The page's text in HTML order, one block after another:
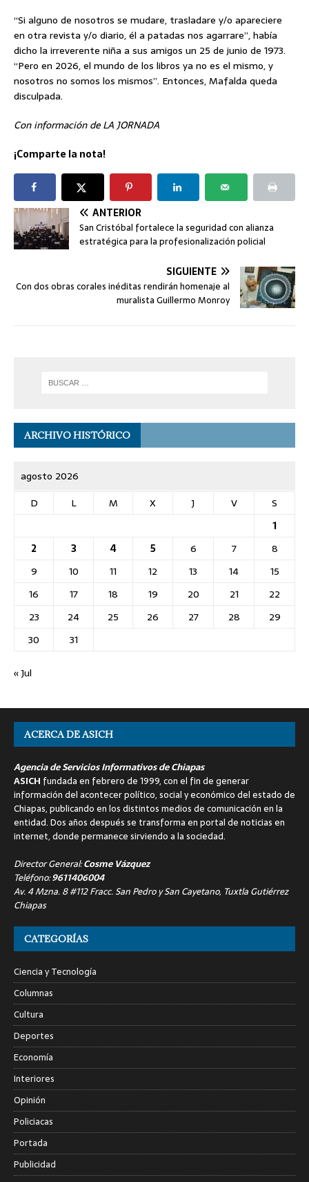
“Si alguno de nosotros se mudare, trasladare y/o apareciere
en otra revista y/o diario, él a patadas nos agarrare”, había
dicho la irreverente niña a sus amigos un 25 de junio de 1973.
“Pero en 2026, el mundo de los libros ya no es el mismo, y
nosotros no somos los mismos”. Entonces, Mafalda queda
disculpada.
Con información de LA JORNADA
¡Comparte la nota!
ANTERIOR
San Cristóbal fortalece la seguridad con alianza
estratégica para la profesionalización policial
SIGUIENTE
Con dos obras corales inéditas rendirán homenaje al
muralista Guillermo Monroy
ARCHIVO HISTÓRICO
agosto 2026
D
L M X J V
S
1
2
3 4 5 6 7
8
9
10 11 12 13 14
15
16
17 18 19 20 21
22
23
24 25 26 27 28
29
30
31
« Jul
ACERCA DE ASICH
Agencia de Servicios Informativos de Chiapas
ASICH fundada en febrero de 1999, con el fin de generar
información del acontecer político, social y económico del estado de
Chiapas, publicando en los distintos medios de comunicación en la
entidad. Dos años después se transforma en portal de noticias en
internet, donde permanece sirviendo a la sociedad.
Director General:Cosme Vázquez
Teléfono:9611406004
Av. 4 Mzna. 8 #112 Fracc. San Pedro y San Cayetano, Tuxtla Gutiérrez
Chiapas
CATEGORÍAS
Ciencia y Tecnología
Columnas
Cultura
Deportes
Economía
Interiores
Opinión
Policiacas
Portada
Publicidad